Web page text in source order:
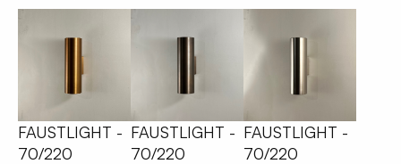
FAUSTLIGHT -
70/220
FAUSTLIGHT -
70/220
FAUSTLIGHT -
70/220